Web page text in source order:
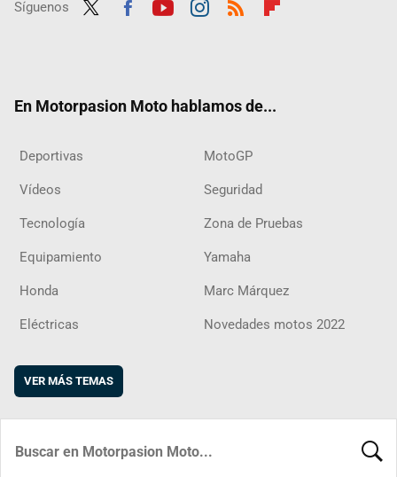
Síguenos
En Motorpasion Moto hablamos de...
Deportivas MotoGP
Vídeos Seguridad
Tecnología Zona de Pruebas
Equipamiento Yamaha
Honda Marc Márquez
Eléctricas Novedades motos 2022
VER MÁS TEMAS